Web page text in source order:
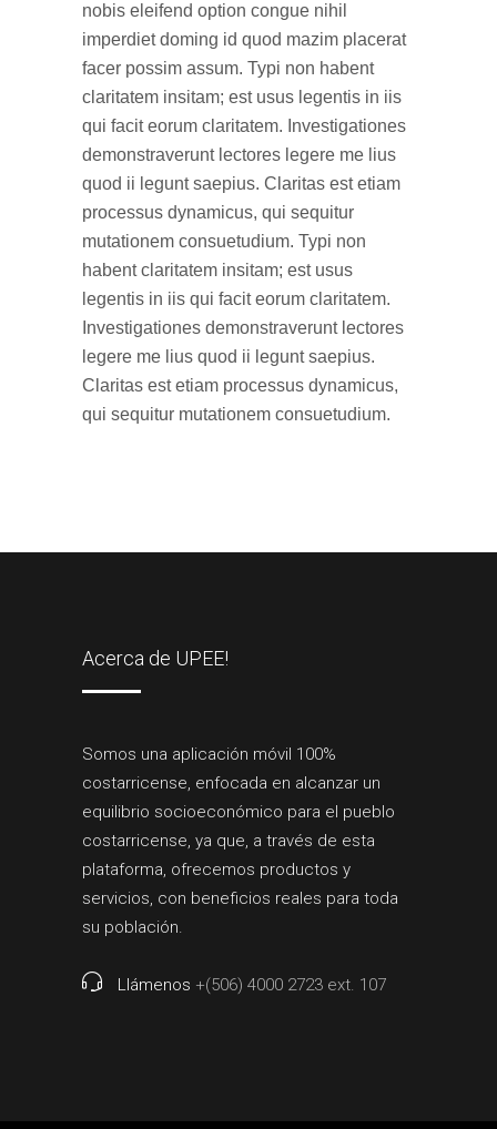
nobis eleifend option congue nihil
imperdiet doming id quod mazim placerat
facer possim assum. Typi non habent
claritatem insitam; est usus legentis in iis
qui facit eorum claritatem. Investigationes
demonstraverunt lectores legere me lius
quod ii legunt saepius. Claritas est etiam
processus dynamicus, qui sequitur
mutationem consuetudium. Typi non
habent claritatem insitam; est usus
legentis in iis qui facit eorum claritatem.
Investigationes demonstraverunt lectores
legere me lius quod ii legunt saepius.
Claritas est etiam processus dynamicus,
qui sequitur mutationem consuetudium.
Acerca de UPEE!
Somos una aplicación móvil 100%
costarricense, enfocada en alcanzar un
equilibrio socioeconómico para el pueblo
costarricense, ya que, a través de esta
plataforma, ofrecemos productos y
servicios, con beneficios reales para toda
su población.
Llámenos +(506) 4000 2723 ext. 107